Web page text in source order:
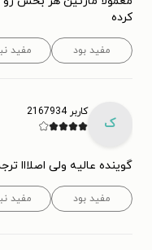
کرده
مفید بود مفید
ک
کاربر 2167934
گوینده عالیه ولی اصلااا
مفید بود مفید